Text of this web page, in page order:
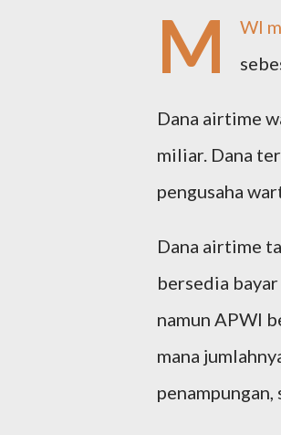
M
WI
Dana airtime
miliar. Dana
pengusaha
Dana airtime
bersedia
namun APWI
mana